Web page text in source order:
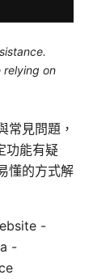
on
常見問題，
功能有疑
懂的方式解
-
-